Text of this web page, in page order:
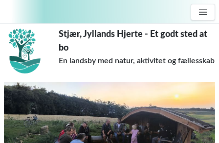
Stjær, Jyllands Hjerte - Et godt sted at
bo
En landsby med natur, aktivitet og fællesskab